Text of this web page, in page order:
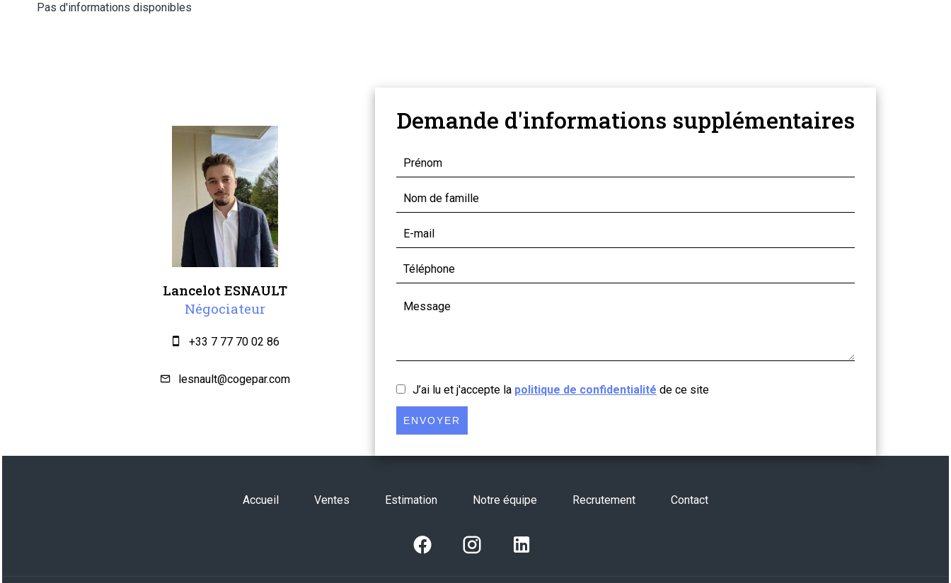
Pas d'informations disponibles
Lancelot ESNAULT
Négociateur
+33 7 77 70 02 86
lesnault@cogepar.com
Demande d'informations supplémentaires
J’ai lu et j'accepte la politique de confidentialité de ce site
ENVOYER
Accueil Ventes Estimation Notre équipe Recrutement Contact